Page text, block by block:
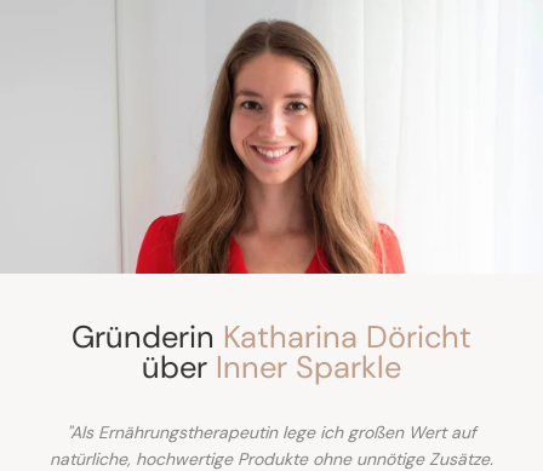
Gründerin Katharina Döricht
über Inner Sparkle
"Als Ernährungstherapeutin lege ich großen Wert auf
natürliche, hochwertige Produkte ohne unnötige Zusätze.